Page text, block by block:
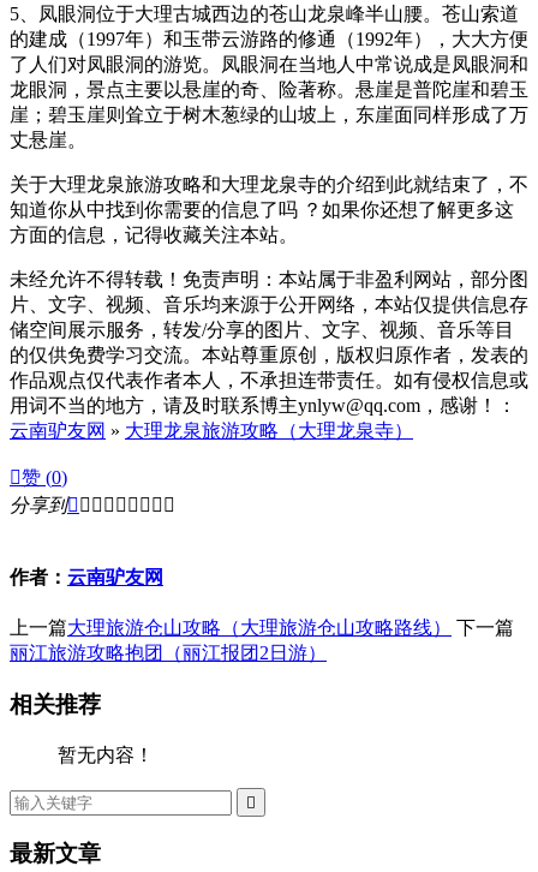
5、凤眼洞位于大理古城西边的苍山龙泉峰半山腰。苍山索道
的建成（1997年）和玉带云游路的修通（1992年），大大方便
了人们对凤眼洞的游览。凤眼洞在当地人中常说成是凤眼洞和
龙眼洞，景点主要以悬崖的奇、险著称。悬崖是普陀崖和碧玉
崖；碧玉崖则耸立于树木葱绿的山坡上，东崖面同样形成了万
丈悬崖。
关于大理龙泉旅游攻略和大理龙泉寺的介绍到此就结束了，不
知道你从中找到你需要的信息了吗 ？如果你还想了解更多这
方面的信息，记得收藏关注本站。
未经允许不得转载！免责声明：本站属于非盈利网站，部分图
片、文字、视频、音乐均来源于公开网络，本站仅提供信息存
储空间展示服务，转发/分享的图片、文字、视频、音乐等目
的仅供免费学习交流。本站尊重原创，版权归原作者，发表的
作品观点仅代表作者本人，不承担连带责任。如有侵权信息或
用词不当的地方，请及时联系博主ynlyw@qq.com，感谢！：
云南驴友网 » 大理龙泉旅游攻略（大理龙泉寺）
赞 (0)
分享到        
作者： 云南驴友网
上一篇大理旅游仓山攻略（大理旅游仓山攻略路线）
下一篇
丽江旅游攻略抱团（丽江报团2日游）
相关推荐
暂无内容！

最新文章